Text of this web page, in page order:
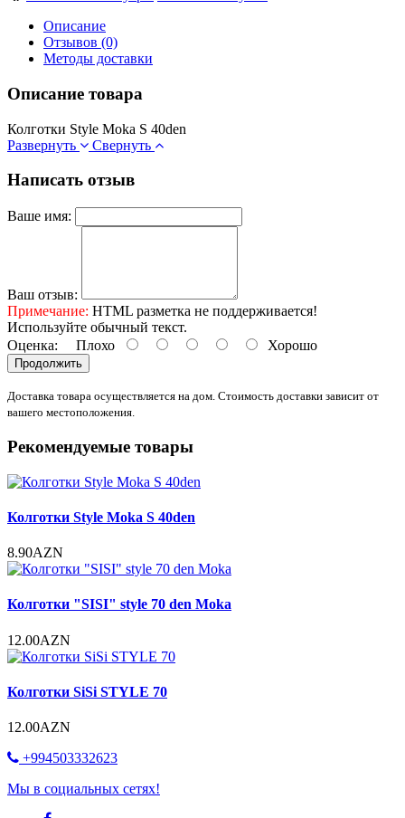
Описание
Отзывов (0)
Методы доставки
Описание товара
Колготки Style Moka S 40den
Развернуть
Свернуть
Написать отзыв
Ваше имя:
Ваш отзыв:
Примечание: HTML разметка не поддерживается!
Используйте обычный текст.
Оценка: Плохо Хорошо
Продолжить
Доставка товара осуществляется на дом. Стоимость доставки зависит от
вашего местоположения.
Рекомендуемые товары
Колготки Style Moka S 40den
8.90AZN
Колготки "SISI" style 70 den Moka
12.00AZN
Колготки SiSi STYLE 70
12.00AZN
+994503332623
Мы в социальных сетях!